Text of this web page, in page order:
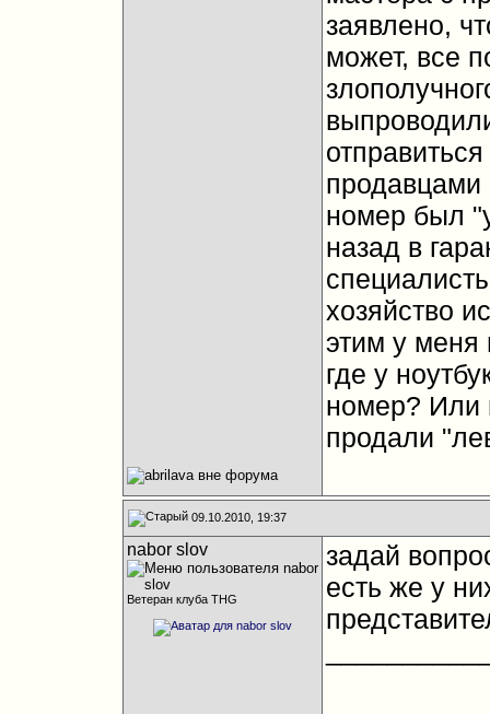
заявлено,
может, все
номер был
назад в
хозяйство
этим у меня
где у
номер? Или
продали
09.10.2010, 19:37
nabor slov
Ветеран клуба THG
задай
есть же у